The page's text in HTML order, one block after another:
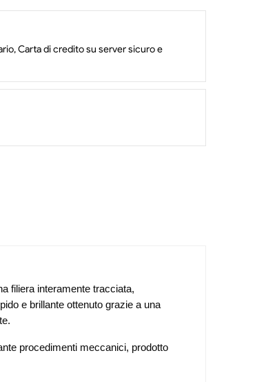
Carta di credito su server sicuro e
filiera interamente tracciata,
e brillante ottenuto grazie a una
procedimenti meccanici, prodotto